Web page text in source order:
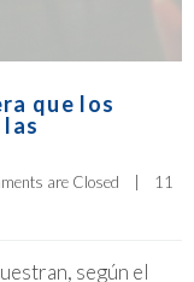
que los
are Closed
11
según el